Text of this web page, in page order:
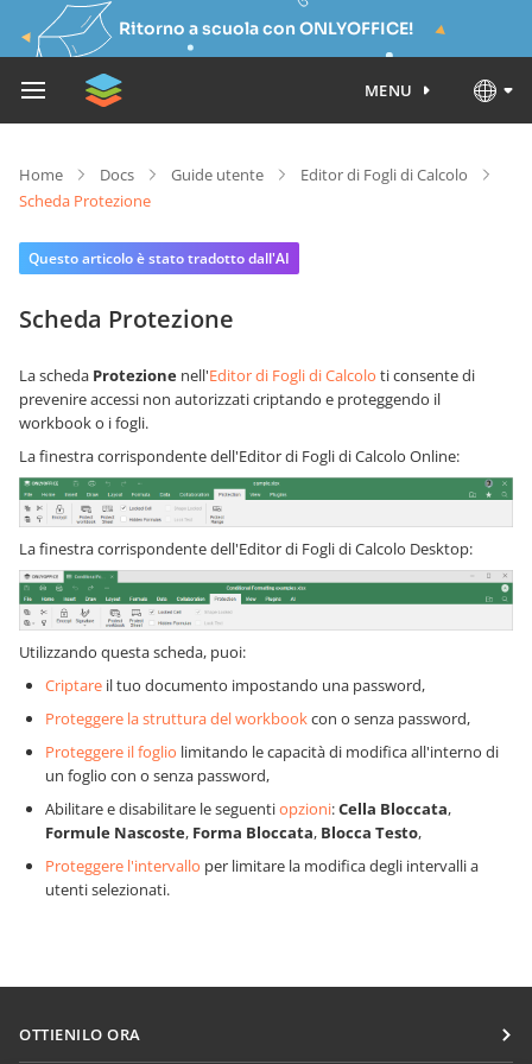
Ritorno a scuola con ONLYOFFICE!
MENU
Home Docs Guide utente
Editor di Fogli di Calcolo
Scheda Protezione
Questo articolo è stato tradotto dall'AI
Scheda Protezione
La scheda Protezione nell'Editor di Fogli di Calcolo ti consente di
prevenire accessi non autorizzati criptando e proteggendo il
workbook o i fogli.
La finestra corrispondente dell'Editor di Fogli di Calcolo Online:
La finestra corrispondente dell'Editor di Fogli di Calcolo Desktop:
Utilizzando questa scheda, puoi:
Criptare il tuo documento impostando una password,
Proteggere la struttura del workbookcon o senza password,
Proteggere il foglio limitando le capacità di modifica all'interno di
un foglio con o senza password,
Abilitare e disabilitare le seguentiopzioni:Cella Bloccata,
Formule Nascoste, Forma Bloccata, Blocca Testo,
Proteggere l'intervallo per limitare la modifica degli intervalli a
utenti selezionati.
OTTIENILO ORA